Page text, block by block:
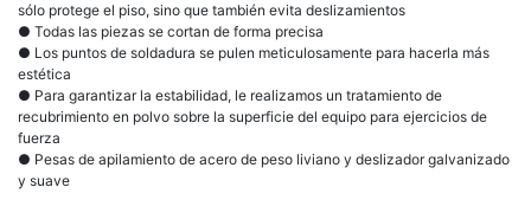
sólo protege el piso, sino que también evita deslizamientos
● Todas las piezas se cortan de forma precisa
● Los puntos de soldadura se pulen meticulosamente para hacerla más
estética
● Para garantizar la estabilidad, le realizamos un tratamiento de
recubrimiento en polvo sobre la superficie del equipo para ejercicios de
fuerza
● Pesas de apilamiento de acero de peso liviano y deslizador galvanizado
y suave